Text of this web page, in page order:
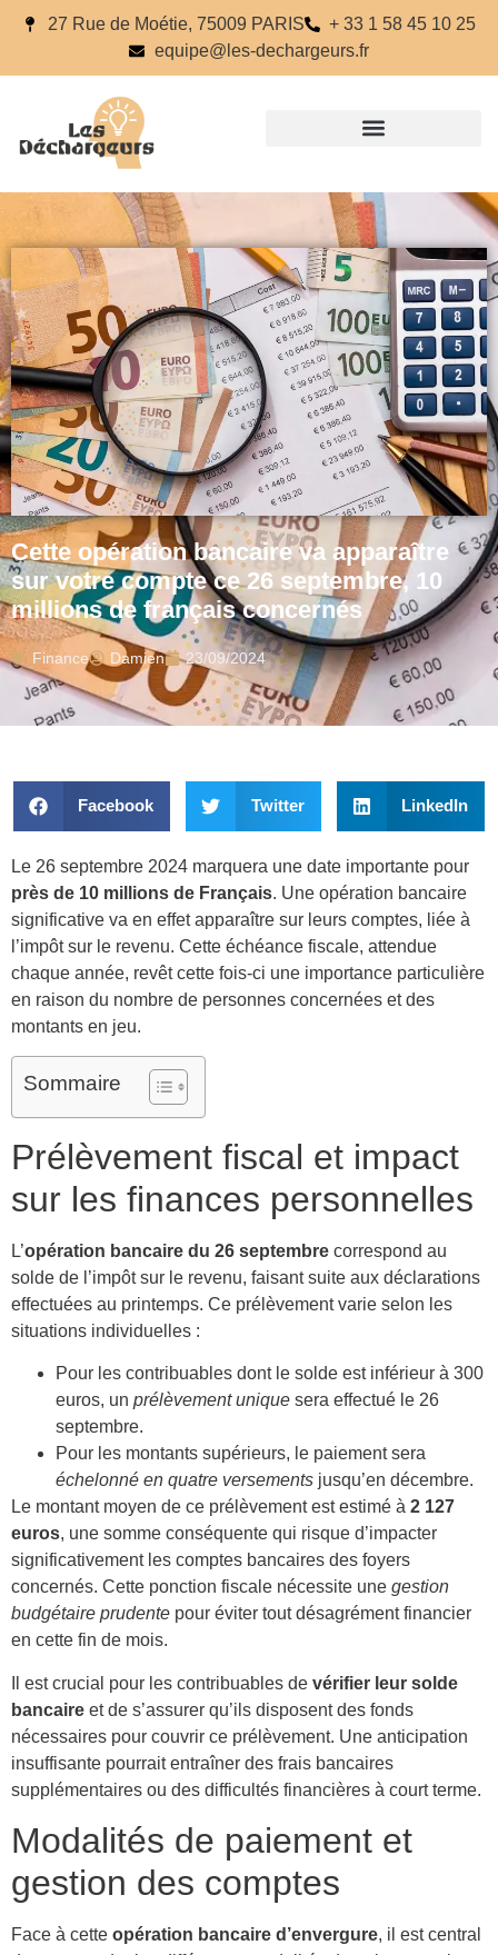
27 Rue de Moétie, 75009 PARIS
+ 33 1 58 45 10 25
equipe@les-dechargeurs.fr
Cette opération bancaire va apparaître
sur votre compte ce 26 septembre, 10
millions de français concernés
Finance Damien 23/09/2024
Facebook Twitter LinkedIn
Le 26 septembre 2024 marquera une date importante pour
près de 10 millions de Français. Une opération bancaire
significative va en effet apparaître sur leurs comptes, liée à
l’impôt sur le revenu. Cette échéance fiscale, attendue
chaque année, revêt cette fois-ci une importance particulière
en raison du nombre de personnes concernées et des
montants en jeu.
Sommaire
Prélèvement fiscal et impact
sur les finances personnelles
L’opération bancaire du 26 septembre correspond au
solde de l’impôt sur le revenu, faisant suite aux déclarations
effectuées au printemps. Ce prélèvement varie selon les
situations individuelles :
Pour les contribuables dont le solde est inférieur à 300
euros, un prélèvement unique sera effectué le 26
septembre.
Pour les montants supérieurs, le paiement sera
échelonné en quatre versements jusqu’en décembre.
Le montant moyen de ce prélèvement est estimé à 2 127
euros, une somme conséquente qui risque d’impacter
significativement les comptes bancaires des foyers
concernés. Cette ponction fiscale nécessite une gestion
budgétaire prudente pour éviter tout désagrément financier
en cette fin de mois.
Il est crucial pour les contribuables de vérifier leur solde
bancaire et de s’assurer qu’ils disposent des fonds
nécessaires pour couvrir ce prélèvement. Une anticipation
insuffisante pourrait entraîner des frais bancaires
supplémentaires ou des difficultés financières à court terme.
Modalités de paiement et
gestion des comptes
Face à cette opération bancaire d’envergure, il est central